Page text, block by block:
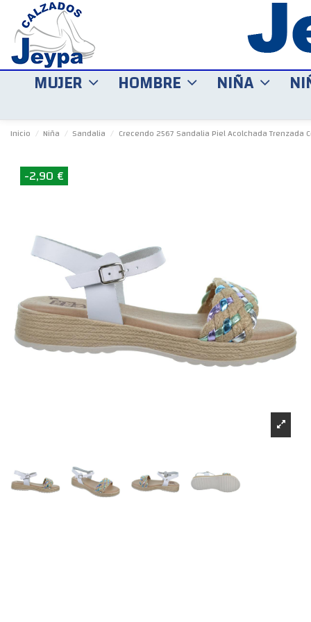
MUJER HOMBRE NIÑA
Inicio Niña Sandalia Crecendo 2567 Sandalia Piel Acolchada Trenzada
-2,90 €